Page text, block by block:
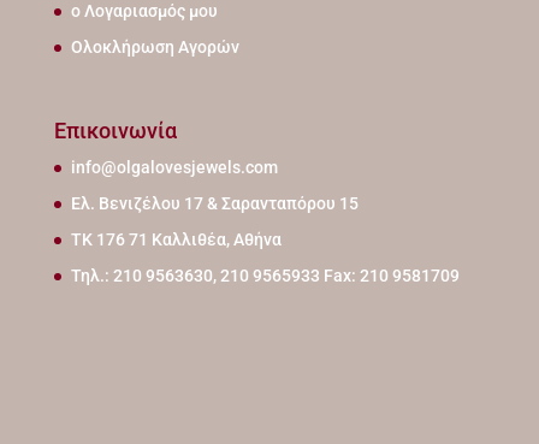
ο Λογαριασμός μου
Ολοκλήρωση Αγορών
Επικοινωνία
info@olgalovesjewels.com
Ελ. Βενιζέλου 17 & Σαρανταπόρου 15
ΤΚ 176 71 Καλλιθέα, Αθήνα
Τηλ.: 210 9563630, 210 9565933 Fax: 210 9581709